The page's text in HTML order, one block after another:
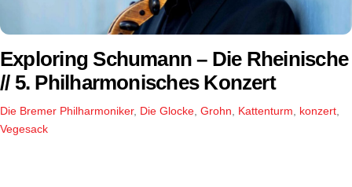
Exploring Schumann – Die Rheinische
// 5. Philharmonisches Konzert
Die Bremer Philharmoniker, Die Glocke Grohn Kattenturm konzert
Vegesack